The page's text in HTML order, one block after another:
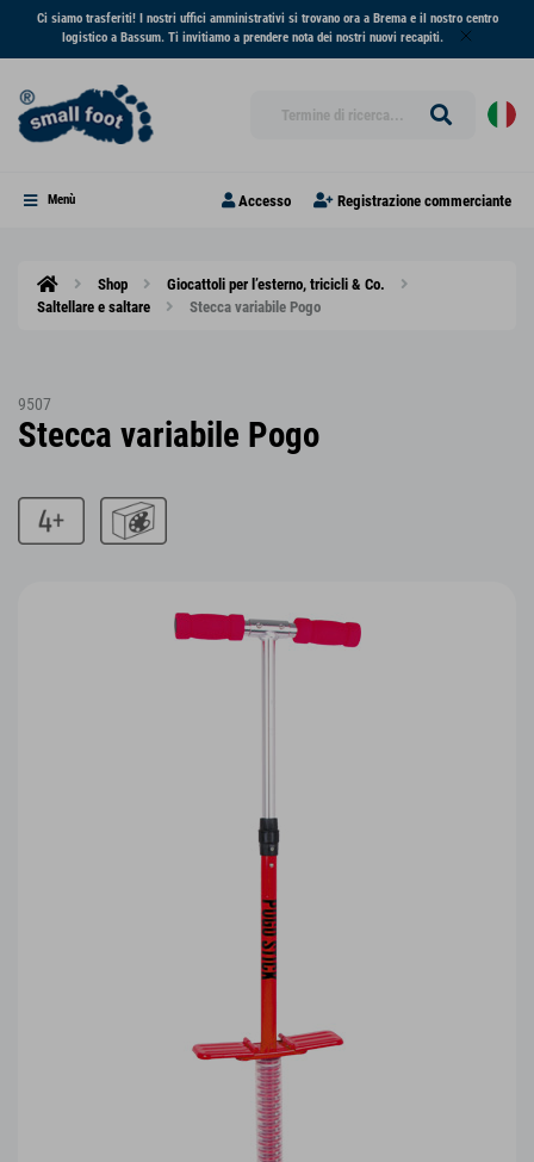
Ci siamo trasferiti! I nostri uffici amministrativi si trovano ora a Brema e il nostro centro
logistico a Bassum. Ti invitiamo a prendere nota dei nostri nuovi recapiti.
Menù Accesso Registrazione commerciante
Shop
Giocattoli per l’esterno, tricicli & Co.
Saltellare e saltare
Stecca variabile Pogo
9507
Stecca variabile Pogo